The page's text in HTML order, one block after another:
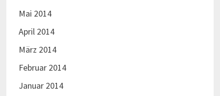
Mai 2014
April 2014
März 2014
Februar 2014
Januar 2014